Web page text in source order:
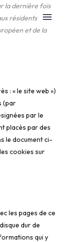
la dernière fois
résidents
et de la
: « le site web »)
(par
par le
placés par des
le document ci-
cookies sur
les pages de ce
dur de
qui y